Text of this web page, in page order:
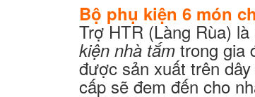
Bộ phụ kiện 6 món
Trợ HTR (Làng Rùa)
kiện nhà tắm trong gia
được sản xuất trên
cấp sẽ đem đến cho